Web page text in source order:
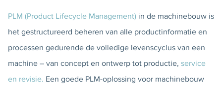
PLM (Product Lifecycle Management) in de machinebouw is
het gestructureerd beheren van alle productinformatie en
processen gedurende de volledige levenscyclus van een
machine – van concept en ontwerp tot productie, service
en revisie. Een goede PLM-oplossing voor machinebouw